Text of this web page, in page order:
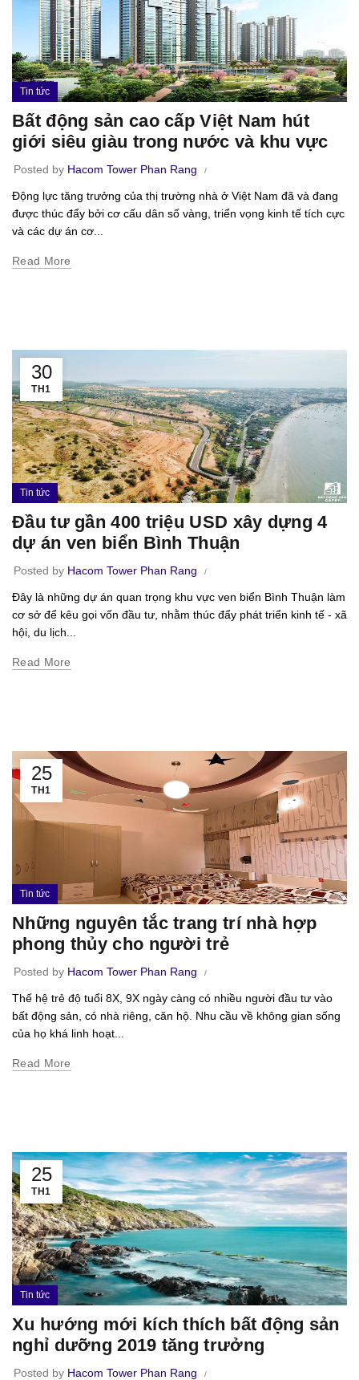
Tin tức
Bất động sản cao cấp Việt Nam hút
giới siêu giàu trong nước và khu vực
Posted by Hacom Tower Phan Rang
Động lực tăng trưởng của thị trường nhà ở Việt Nam đã và đang
được thúc đẩy bởi cơ cấu dân số vàng, triển vọng kinh tế tích cực
và các dự án cơ...
Read More
30
TH1
Tin tức
Đầu tư gần 400 triệu USD xây dựng 4
dự án ven biển Bình Thuận
Posted by Hacom Tower Phan Rang
Đây là những dự án quan trọng khu vực ven biển Bình Thuận làm
cơ sở để kêu gọi vốn đầu tư, nhằm thúc đẩy phát triển kinh tế - xã
hội, du lịch...
Read More
25
TH1
Tin tức
Những nguyên tắc trang trí nhà hợp
phong thủy cho người trẻ
Posted by Hacom Tower Phan Rang
Thế hệ trẻ độ tuổi 8X, 9X ngày càng có nhiều người đầu tư vào
bất động sản, có nhà riêng, căn hộ. Nhu cầu về không gian sống
của họ khá linh hoạt...
Read More
25
TH1
Tin tức
Xu hướng mới kích thích bất động sản
nghỉ dưỡng 2019 tăng trưởng
Posted by Hacom Tower Phan Rang